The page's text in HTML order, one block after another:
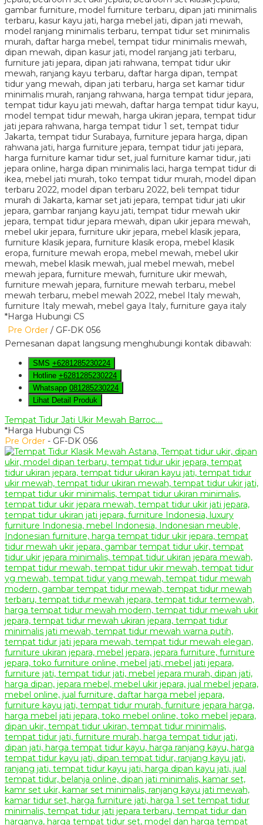
*Harga Hubungi CS
Pre Order / GF-DK 056
Pemesanan dapat langsung menghubungi kontak dibawah:
SMS +6281285230224
Hotline +6281285230224
Whatsapp 081285230224
Lihat Detail Produk
Tempat Tidur Jati Ukir Mewah Barroc....
*Harga Hubungi CS
Pre Order - GF-DK 056